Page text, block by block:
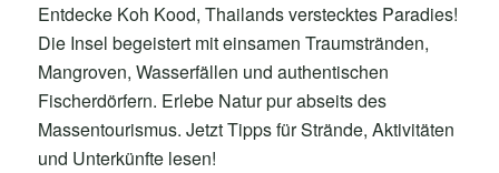
Entdecke Koh Kood, Thailands verstecktes Paradies!
Die Insel begeistert mit einsamen Traumstränden,
Mangroven, Wasserfällen und authentischen
Fischerdörfern. Erlebe Natur pur abseits des
Massentourismus. Jetzt Tipps für Strände, Aktivitäten
und Unterkünfte lesen!